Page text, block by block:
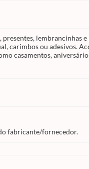
presentes, lembrancinhas
carimbos ou adesivos.
casamentos,
fabricante/fornecedor.